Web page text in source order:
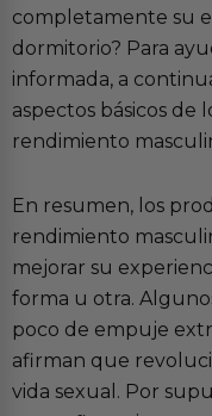
completamente su
dormitorio? Para
informada, a
aspectos básicos de
rendimiento
En resumen, los
rendimiento
mejorar su
forma u otra.
poco de empuje
afirman que
vida sexual. Por